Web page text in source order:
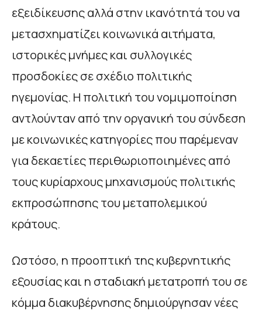
εξειδίκευσης αλλά στην ικανότητά του να
μετασχηματίζει κοινωνικά αιτήματα,
ιστορικές μνήμες και συλλογικές
προσδοκίες σε σχέδιο πολιτικής
ηγεμονίας. Η πολιτική του νομιμοποίηση
αντλούνταν από την οργανική του σύνδεση
με κοινωνικές κατηγορίες που παρέμεναν
για δεκαετίες περιθωριοποιημένες από
τους κυρίαρχους μηχανισμούς πολιτικής
εκπροσώπησης του μεταπολεμικού
κράτους.
Ωστόσο, η προοπτική της κυβερνητικής
εξουσίας και η σταδιακή μετατροπή του σε
κόμμα διακυβέρνησης δημιούργησαν νέες